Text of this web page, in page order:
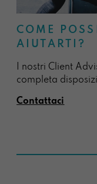
COME
AIUTARTI?
I nostri Client
completa
Contattaci